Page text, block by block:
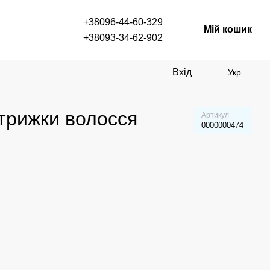
+38096-44-60-329
+38093-34-62-902
Мій кошик
Вхід Укр
волосся Артикул
0000000474